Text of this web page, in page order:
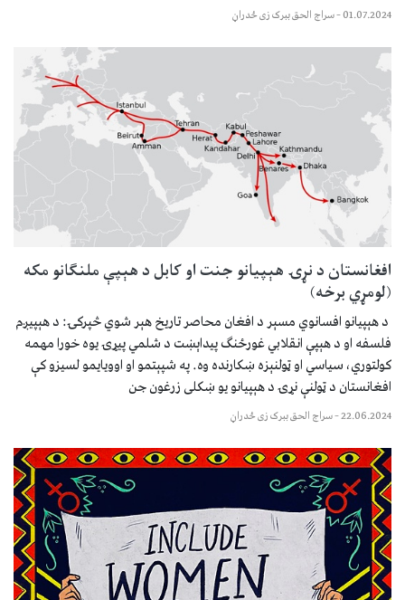
01.07.2024
–سراج الحق ببرک زی ځدراڼ
افغانستان د نړۍ هېپیانو جنت او کابل د هېپې ملنګانو مکه
(لومړي برخه)
د هېپیانو افسانوي مسېر د افغان محاصر تاریخ هېر شوي څپرکۍ: د هېپیږم
فلسفه او د هېپې انقلابي غورځنګ پیداېښت د شلمي پیړۍ یوه خورا مهمه
کولتوري، سیاسي او ټولنېزه ښکارنده وه. په شپېتمو او اوویایمو لسیزو کې
افغانستان د ټولنې نړۍ د هېپیانو یو ښکلی زرغون جن
22.06.2024
–سراج الحق ببرک زی ځدراڼ